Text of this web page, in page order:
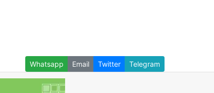
Whatsapp Email Twitter Telegram